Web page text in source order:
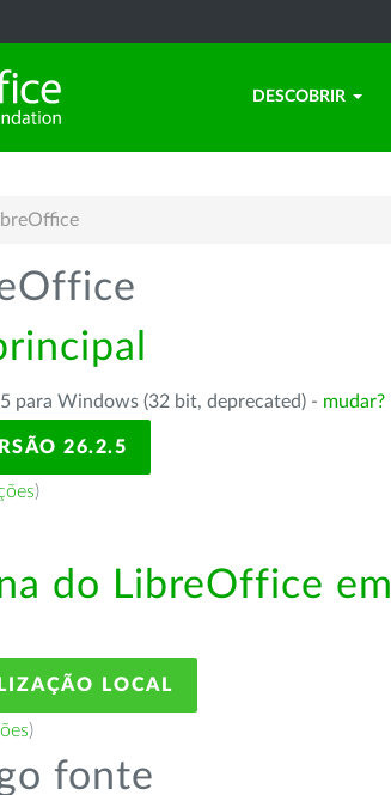
DESCOBRIR
para Windows (32 bit, deprecated) - mudar?
26.2.5
)
do LibreOffice em
LOCAL
)
fonte